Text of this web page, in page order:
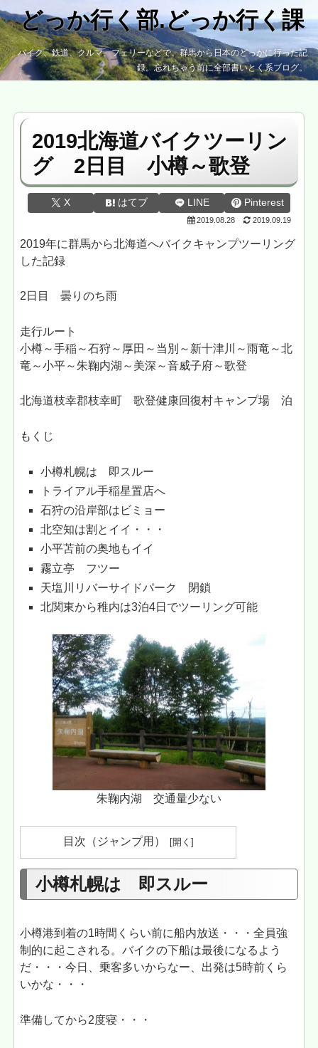
どっか行く部.どっか行く課
バイク、鉄道、クルマ、フェリーなどで、群馬から日本のどっかに行った記
録。忘れちゃう前に全部書いとく系ブログ。
2019北海道バイクツーリン
グ 2日目 小樽～歌登
X はてブ LINE Pinterest
2019.08.28 2019.09.19
2019年に群馬から北海道へバイクキャンプツーリング
した記録
2日目 曇りのち雨
走行ルート
小樽～手稲～石狩～厚田～当別～新十津川～雨竜～北
竜～小平～朱鞠内湖～美深～音威子府～歌登
北海道枝幸郡枝幸町 歌登健康回復村キャンプ場 泊
もくじ
小樽札幌は 即スルー
トライアル手稲星置店へ
石狩の沿岸部はビミョー
北空知は割とイイ・・・
小平苫前の奥地もイイ
霧立亭 フツー
天塩川リバーサイドパーク 閉鎖
北関東から稚内は3泊4日でツーリング可能
朱鞠内湖 交通量少ない
目次（ジャンプ用）
小樽札幌は 即スルー
小樽港到着の1時間くらい前に船内放送・・・全員強
制的に起こされる。バイクの下船は最後になるよう
だ・・・今日、乗客多いからなー、出発は5時前くら
いかな・・・
準備してから2度寝・・・